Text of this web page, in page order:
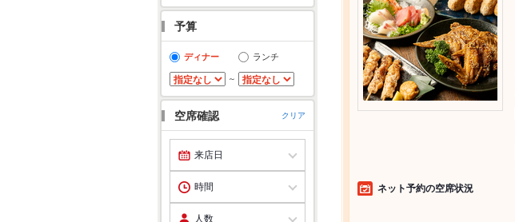
予算
ディナー ランチ
～
空席確認 クリア
ネット予約の空席状況